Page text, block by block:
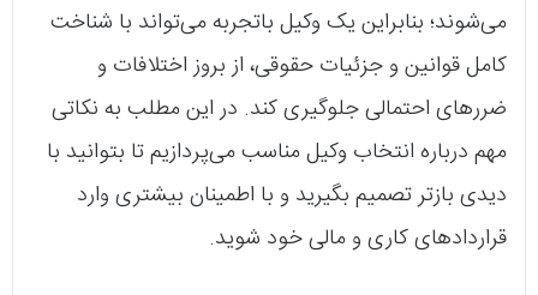
می‌شوند؛ بنابراین یک وکیل باتجربه می‌تواند با شناخت
کامل قوانین و جزئیات حقوقی، از بروز اختلافات و
ضررهای احتمالی جلوگیری کند. در این مطلب به نکاتی
مهم درباره انتخاب وکیل مناسب می‌پردازیم تا بتوانید با
دیدی بازتر تصمیم بگیرید و با اطمینان بیشتری وارد
قراردادهای کاری و مالی خود شوید.